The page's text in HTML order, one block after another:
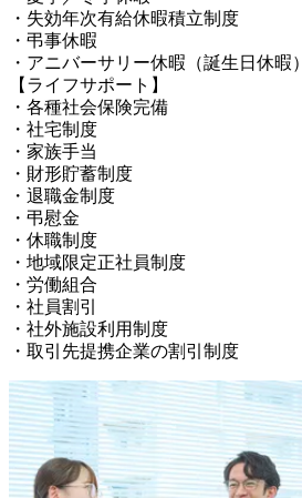
・失効年次有給休暇積立制度
・弔事休暇
・アニバーサリー休暇（誕生日休暇）
【ライフサポート】
・各種社会保険完備
・社宅制度
・家族手当
・財形貯蓄制度
・退職金制度
・弔慰金
・休職制度
・地域限定正社員制度
・労働組合
・社員割引
・社外施設利用制度
・取引先提携企業の割引制度